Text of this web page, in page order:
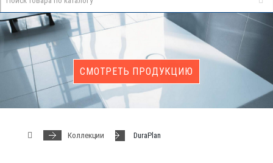
СМОТРЕТЬ ПРОДУКЦИЮ
Коллекции DuraPlan